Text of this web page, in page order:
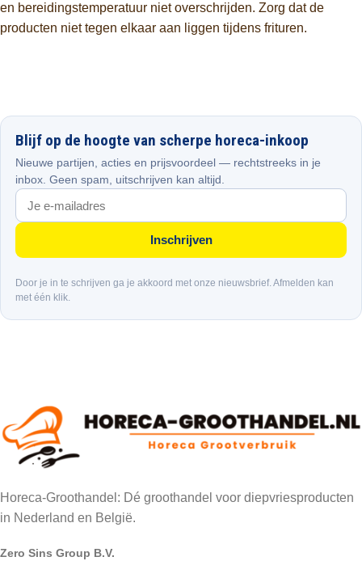
en bereidingstemperatuur niet overschrijden. Zorg dat de
producten niet tegen elkaar aan liggen tijdens frituren.
Blijf op de hoogte van scherpe horeca-inkoop
Nieuwe partijen, acties en prijsvoordeel — rechtstreeks in je
inbox. Geen spam, uitschrijven kan altijd.
Inschrijven
Door je in te schrijven ga je akkoord met onze nieuwsbrief. Afmelden kan
met één klik.
Horeca-Groothandel: Dé groothandel voor diepvriesproducten
in Nederland en België.
Zero Sins Group B.V.